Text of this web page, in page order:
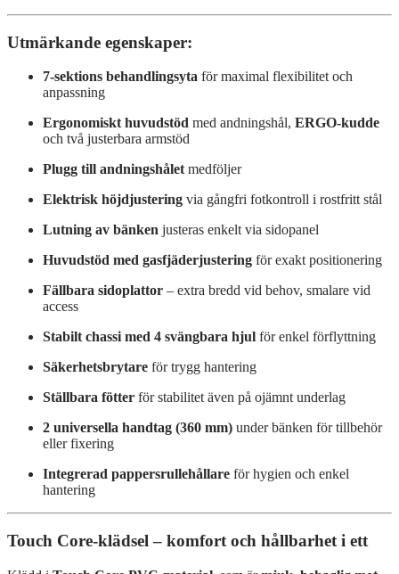
Utmärkande egenskaper:
7-sektions behandlingsyta för maximal flexibilitet och
anpassning
Ergonomiskt huvudstöd med andningshål, ERGO-kudde
och två justerbara armstöd
Plugg till andningshålet medföljer
Elektrisk höjdjustering via gångfri fotkontroll i rostfritt stål
Lutning av bänken justeras enkelt via sidopanel
Huvudstöd med gasfjäderjustering för exakt positionering
Fällbara sidoplattor – extra bredd vid behov, smalare vid
access
Stabilt chassi med 4 svängbara hjul för enkel förflyttning
Säkerhetsbrytare för trygg hantering
Ställbara fötter för stabilitet även på ojämnt underlag
2 universella handtag (360 mm) under bänken för tillbehör
eller fixering
Integrerad pappersrullehållare för hygien och enkel
hantering
Touch Core-klädsel – komfort och hållbarhet i ett